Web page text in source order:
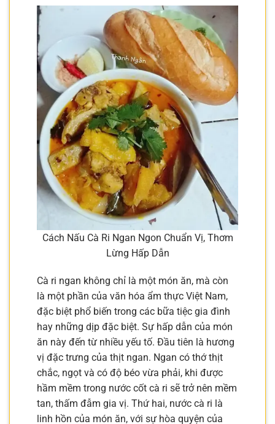
Cách Nấu Cà Ri Ngan Ngon Chuẩn Vị, Thơm
Lừng Hấp Dẫn
Cà ri ngan không chỉ là một món ăn, mà còn
là một phần của văn hóa ẩm thực Việt Nam,
đặc biệt phổ biến trong các bữa tiệc gia đình
hay những dịp đặc biệt. Sự hấp dẫn của món
ăn này đến từ nhiều yếu tố. Đầu tiên là hương
vị đặc trưng của thịt ngan. Ngan có thớ thịt
chắc, ngọt và có độ béo vừa phải, khi được
hầm mềm trong nước cốt cà ri sẽ trở nên mềm
tan, thấm đẫm gia vị. Thứ hai, nước cà ri là
linh hồn của món ăn, với sự hòa quyện của